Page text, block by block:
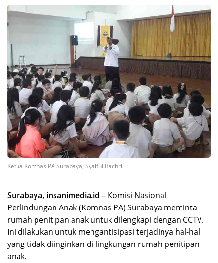
Ketua Komnas PA Surabaya, Syaiful Bachri
Surabaya, insanimedia.id – Komisi Nasional
Perlindungan Anak (Komnas PA) Surabaya meminta
rumah penitipan anak untuk dilengkapi dengan CCTV.
Ini dilakukan untuk mengantisipasi terjadinya hal-hal
yang tidak diinginkan di lingkungan rumah penitipan
anak.